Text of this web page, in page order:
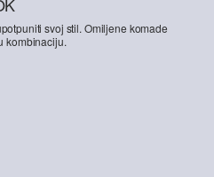
svoj stil. Omiljene komade
kombinaciju.